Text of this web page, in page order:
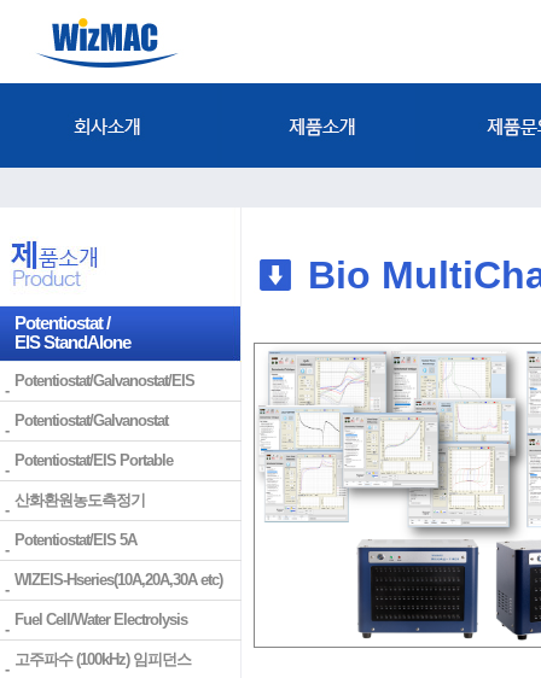
Potentiostat /
EIS StandAlone
Potentiostat/Galvanostat/EIS
Potentiostat/Galvanostat
Potentiostat/EIS Portable
산화환원농도측정기
Potentiostat/EIS 5A
WIZEIS-Hseries(10A,20A,30A etc)
Fuel Cell/Water Electrolysis
고주파수 (100kHz) 임피던스
Bio